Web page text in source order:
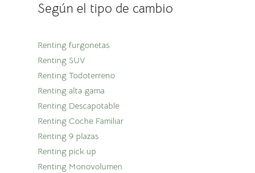
Según el tipo de cambio
Renting furgonetas
Renting SUV
Renting Todoterreno
Renting alta gama
Renting Descapotable
Renting Coche Familiar
Renting 9 plazas
Renting pick up
Renting Monovolumen